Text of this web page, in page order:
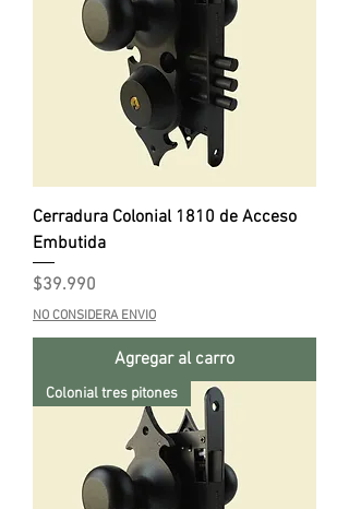
Cerradura Colonial 1810 de Acceso
Embutida
Precio
$39.990
NO CONSIDERA ENVIO
Agregar al carro
Colonial tres pitones